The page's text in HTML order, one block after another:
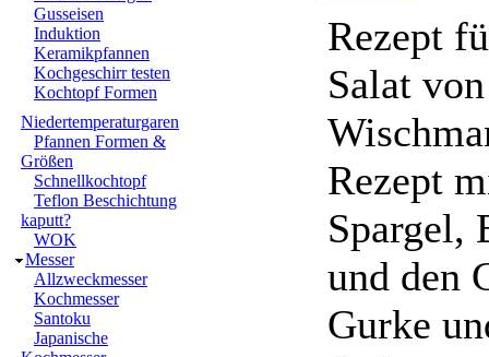
Gusseisen
Induktion
Keramikpfannen
Kochgeschirr testen
Kochtopf Formen
Niedertemperaturgaren
Pfannen Formen &
Größen
Schnellkochtopf
Teflon Beschichtung
kaputt?
WOK
Messer
Allzweckmesser
Kochmesser
Santoku
Japanische
Rezept
Salat
Rezept
Spargel,
und den
Gurke